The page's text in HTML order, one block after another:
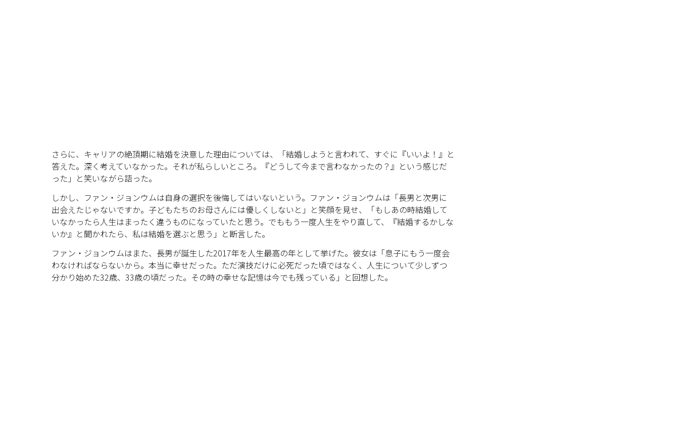
さらに、キャリアの絶頂期に結婚を決意した理由については、「結婚しようと言われて、すぐに『いいよ！』と
答えた。深く考えていなかった。それが私らしいところ。『どうして今まで言わなかったの？』という感じだ
った」と笑いながら語った。
しかし、ファン・ジョンウムは自身の選択を後悔してはいないという。ファン・ジョンウムは「長男と次男に
出会えたじゃないですか。子どもたちのお母さんには優しくしないと」と笑顔を見せ、「もしあの時結婚して
いなかったら人生はまったく違うものになっていたと思う。でももう一度人生をやり直して、『結婚するかしな
いか』と聞かれたら、私は結婚を選ぶと思う」と断言した。
ファン・ジョンウムはまた、長男が誕生した2017年を人生最高の年として挙げた。彼女は「息子にもう一度会
わなければならないから。本当に幸せだった。ただ演技だけに必死だった頃ではなく、人生について少しずつ
分かり始めた32歳、33歳の頃だった。その時の幸せな記憶は今でも残っている」と回想した。